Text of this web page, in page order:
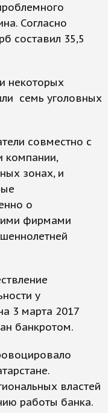
Согласно
составил 35,5
некоторых
семь уголовных
совместно с
компании,
зонах, и
о
фирмами
у
3 марта 2017
банкротом.
властей
работы банка.